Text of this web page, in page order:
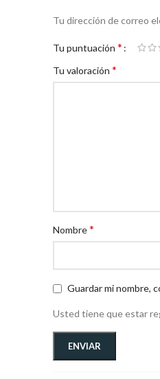
Tu dirección de correo
Tu puntuación *
Tu valoración *
Nombre*
Guardar mi nombre,
Usted tiene que estar